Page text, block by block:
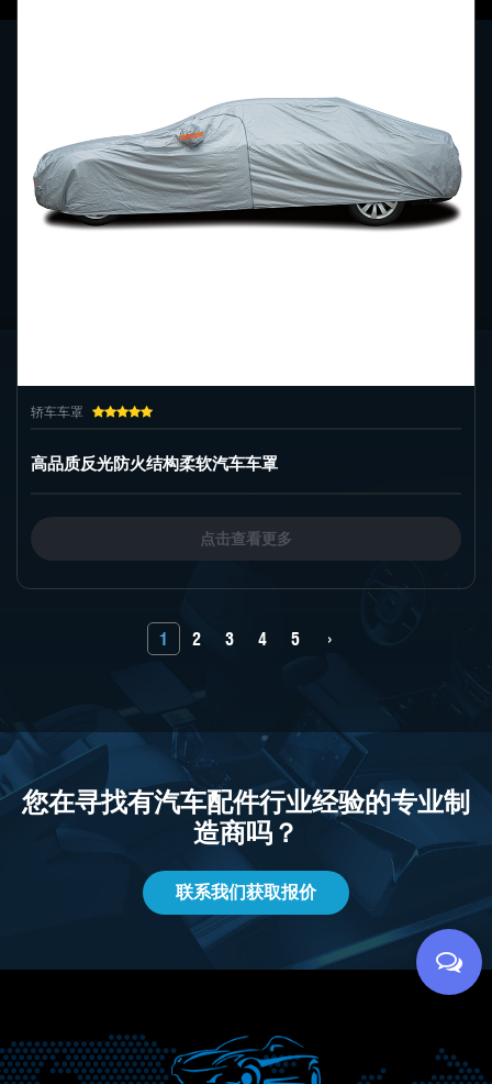
轿车车罩
高品质反光防火结构柔软汽车车罩
点击查看更多
1 2 3 4 5 ›
您在寻找有汽车配件行业经验的专业制
造商吗？
联系我们获取报价